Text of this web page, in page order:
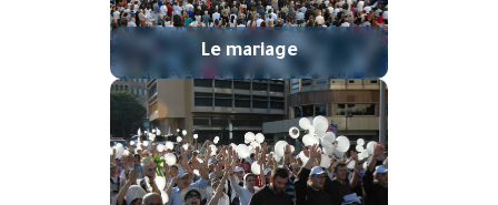
Le mariage